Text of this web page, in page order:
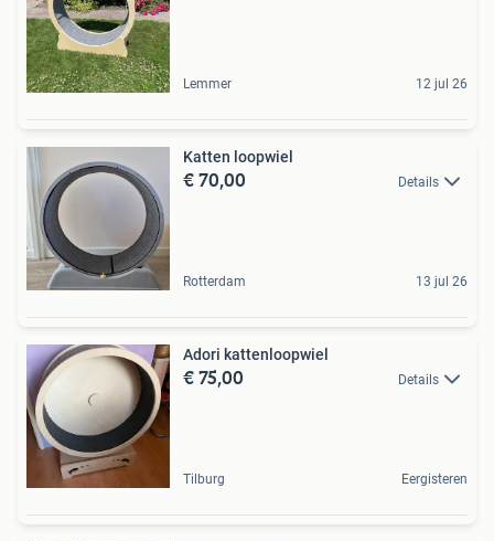
Lemmer 12 jul 26
Katten loopwiel
€ 70,00 Details
Rotterdam 13 jul 26
Adori kattenloopwiel
€ 75,00 Details
Tilburg Eergisteren